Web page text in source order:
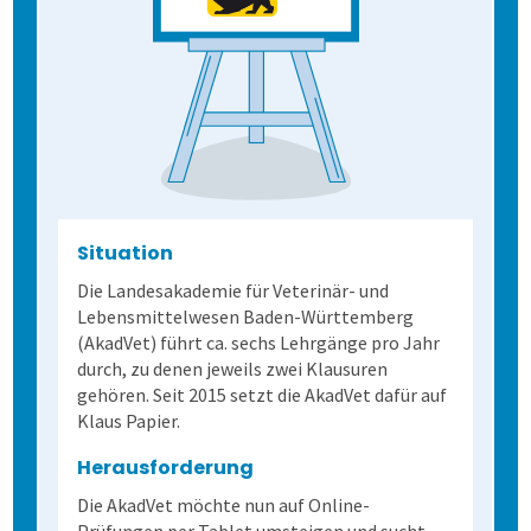
Schulungen und Webinare
Newsletter
Evaluation
Wofür ist es gut?
Lehrevaluation
Wer erfährt was, und wie?
Prüfungen
Prüfungsprozess
Befragungen
Situation
Die Landesakademie für Veterinär- und
Lebensmittelwesen Baden-Württemberg
(AkadVet) führt ca. sechs Lehrgänge pro Jahr
durch, zu denen jeweils zwei Klausuren
gehören. Seit 2015 setzt die AkadVet dafür auf
Klaus Papier.
Herausforderung
Die AkadVet möchte nun auf Online-